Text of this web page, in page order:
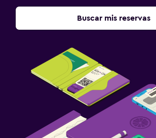
Buscar mis reservas